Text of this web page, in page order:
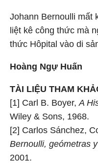
Johann Bernoulli mất
liệt kê công thức mà
thức Hôpital vào di
Hoàng Ngự Huấn
TÀI LIỆU THAM
[1] Carl B. Boyer,A
Wiley & Sons, 1968.
[2] Carlos Sánchez,
Bernoulli, geómetras
2001.